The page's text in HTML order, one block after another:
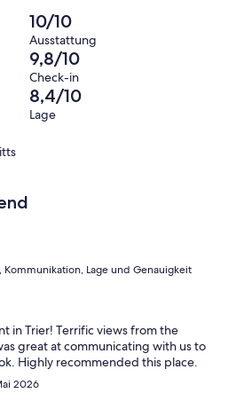
10/10
Ausstattung
9,8/10
Check-in
8,4/10
Lage
Lage und Genauigkeit
in Trier! Terrific views from the
great at communicating with us to
Highly recommended this place.
2026